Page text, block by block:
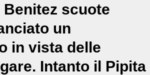
Benitez scuote
un
in vista delle
Intanto il Pipita